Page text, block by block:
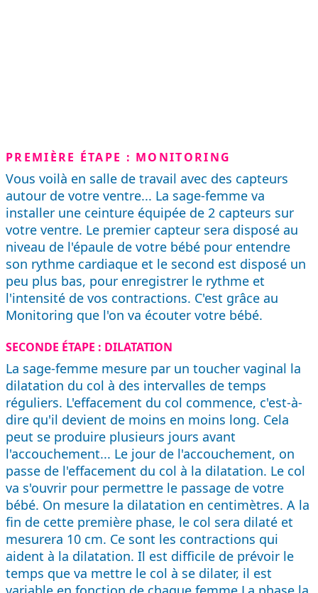
PREMIÈRE ÉTAPE : MONITORING
Vous voilà en salle de travail avec des capteurs
autour de votre ventre... La sage-femme va
installer une ceinture équipée de 2 capteurs sur
votre ventre. Le premier capteur sera disposé au
niveau de l'épaule de votre bébé pour entendre
son rythme cardiaque et le second est disposé un
peu plus bas, pour enregistrer le rythme et
l'intensité de vos contractions. C'est grâce au
Monitoring que l'on va écouter votre bébé.
SECONDE ÉTAPE : DILATATION
La sage-femme mesure par un toucher vaginal la
dilatation du col à des intervalles de temps
réguliers. L'effacement du col commence, c'est-à-
dire qu'il devient de moins en moins long. Cela
peut se produire plusieurs jours avant
l'accouchement... Le jour de l'accouchement, on
passe de l'effacement du col à la dilatation. Le col
va s'ouvrir pour permettre le passage de votre
bébé. On mesure la dilatation en centimètres. A la
fin de cette première phase, le col sera dilaté et
mesurera 10 cm. Ce sont les contractions qui
aident à la dilatation. Il est difficile de prévoir le
temps que va mettre le col à se dilater, il est